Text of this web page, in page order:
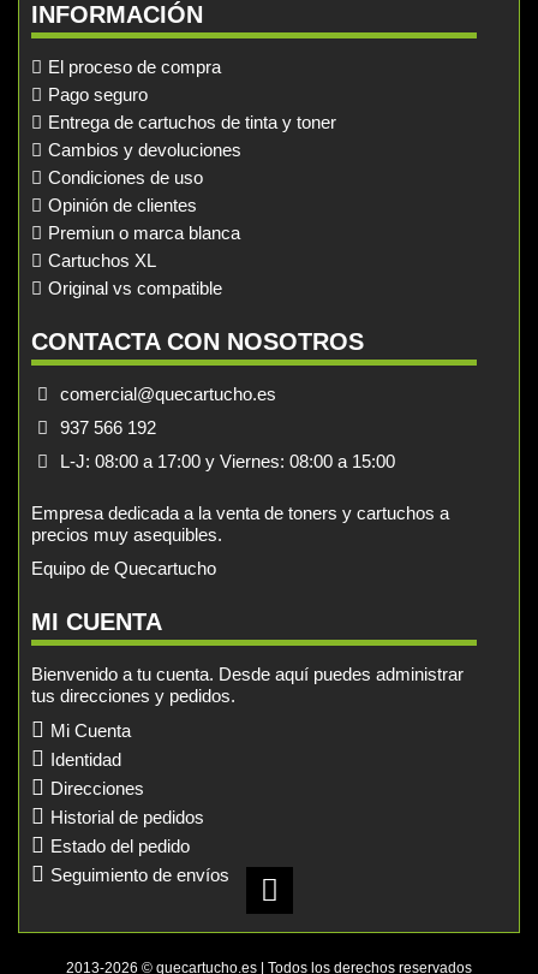
INFORMACIÓN
El proceso de compra
Pago seguro
Entrega de cartuchos de tinta y toner
Cambios y devoluciones
Condiciones de uso
Opinión de clientes
Premiun o marca blanca
Cartuchos XL
Original vs compatible
CONTACTA CON NOSOTROS
comercial@quecartucho.es
937 566 192
L-J: 08:00 a 17:00 y Viernes: 08:00 a 15:00
Empresa dedicada a la venta de toners y cartuchos a
precios muy asequibles.
Equipo de Quecartucho
MI CUENTA
Bienvenido a tu cuenta. Desde aquí puedes administrar
tus direcciones y pedidos.
Mi Cuenta
Identidad
Direcciones
Historial de pedidos
Estado del pedido
Seguimiento de envíos
2013-2026 © quecartucho.es | Todos los derechos reservados